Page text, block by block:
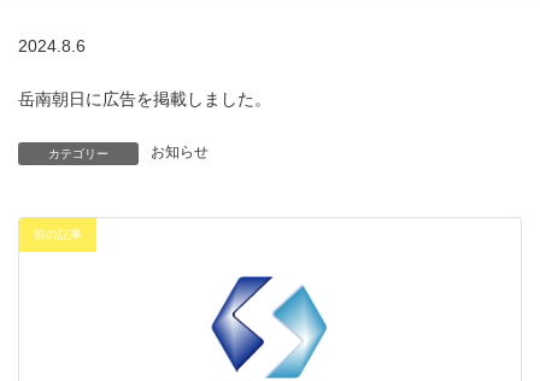
2024.8.6
岳南朝日に広告を掲載しました。
カテゴリー お知らせ
前の記事